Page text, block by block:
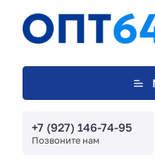
+7 (927) 146-74-95
Позвоните нам